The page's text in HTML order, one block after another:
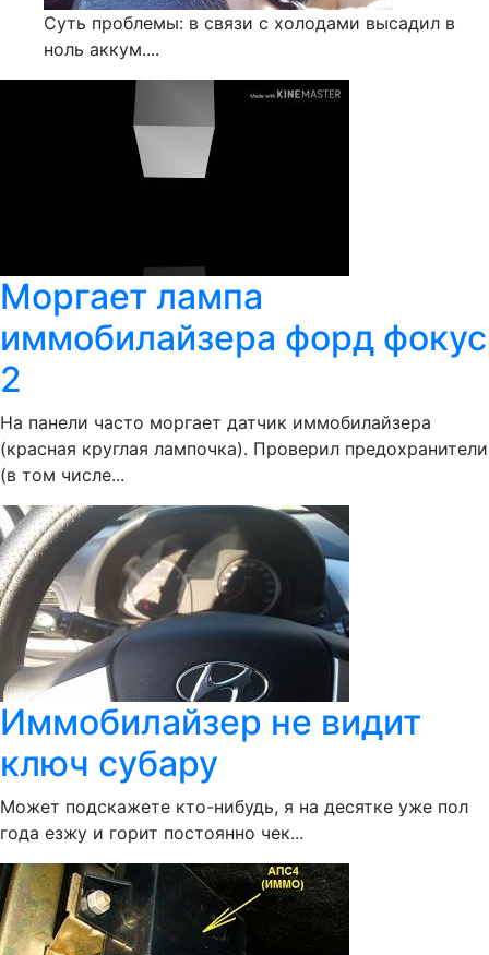
Суть проблемы: в связи с холодами высадил в
ноль аккум....
Моргает лампа
иммобилайзера форд фокус
2
На панели часто моргает датчик иммобилайзера
(красная круглая лампочка). Проверил предохранители
(в том числе...
Иммобилайзер не видит
ключ субару
Может подскажете кто-нибудь, я на десятке уже пол
года езжу и горит постоянно чек...